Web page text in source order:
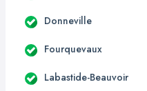
Donneville
Fourquevaux
Labastide-Beauvoir